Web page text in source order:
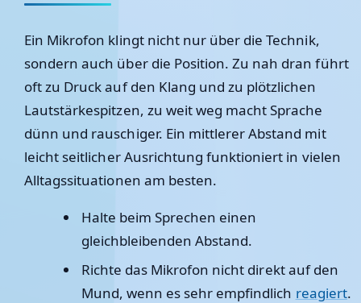
Ein Mikrofon klingt nicht nur über die Technik,
sondern auch über die Position. Zu nah dran führt
oft zu Druck auf den Klang und zu plötzlichen
Lautstärkespitzen, zu weit weg macht Sprache
dünn und rauschiger. Ein mittlerer Abstand mit
leicht seitlicher Ausrichtung funktioniert in vielen
Alltagssituationen am besten.
Halte beim Sprechen einen
gleichbleibenden Abstand.
Richte das Mikrofon nicht direkt auf den
Mund, wenn es sehr empfindlich reagiert.